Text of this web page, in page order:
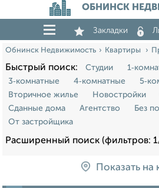
ОБНИНСК
Закладки
Обнинск Недвижимость Квартиры
Быстрый поиск: Студии
3‑комнатные
4‑комнатные
Вторичное жилье
Новостройки
Сданные дома
Агентство
Без
От застройщика
Расширенный поиск (фильтров:
Показать на